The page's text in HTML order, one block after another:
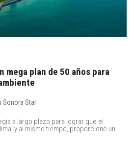
mega plan de 50 años para
Sonora Star
a largo plazo para lograr que el
y al mismo tiempo, proporcione un